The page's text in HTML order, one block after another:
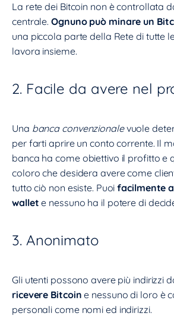
La rete dei Bitcoin non è controllata
centrale.Ognuno può minare un
una piccola parte della Rete di tutte
lavora insieme.
2. Facile da avere nel
Una banca convenzionalevuole
per farti aprire un conto corrente. Il
banca ha come obiettivo il profitto e
coloro che desidera avere come
tutto ciò non esiste. Puoifacilmente
wallet e nessuno ha il potere di
3. Anonimato
Gli utenti possono avere più indirizzi
ricevere Bitcoin e nessuno di loro è
personali come nomi ed indirizzi.